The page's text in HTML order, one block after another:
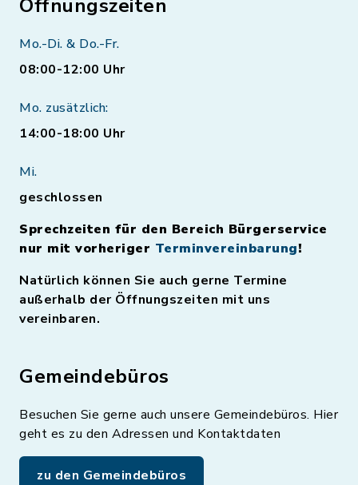
Öffnungszeiten
Mo.-Di. & Do.-Fr.
08:00-12:00 Uhr
Mo. zusätzlich:
14:00-18:00 Uhr
Mi.
geschlossen
Sprechzeiten für den Bereich Bürgerservice
nur mit vorheriger Terminvereinbarung!
Natürlich können Sie auch gerne Termine
außerhalb der Öffnungszeiten mit uns
vereinbaren.
Gemeindebüros
Besuchen Sie gerne auch unsere Gemeindebüros. Hier
geht es zu den Adressen und Kontaktdaten
zu den Gemeindebüros